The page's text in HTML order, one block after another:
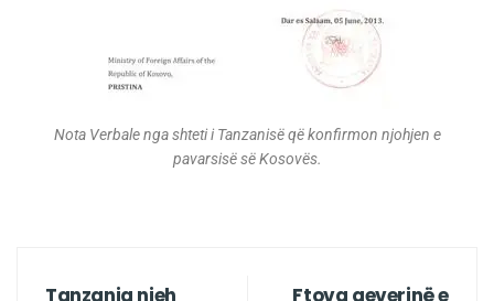
Nota Verbale nga shteti i Tanzanisë që konfirmon njohjen e
pavarsisë së Kosovës.